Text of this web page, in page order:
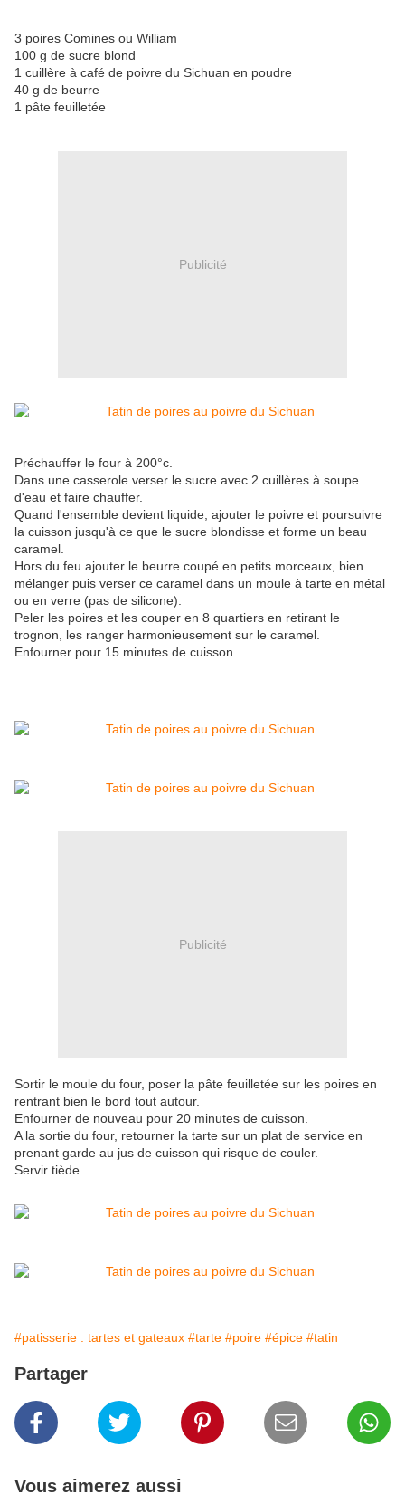
3 poires Comines ou William
100 g de sucre blond
1 cuillère à café de poivre du Sichuan en poudre
40 g de beurre
1 pâte feuilletée
Publicité
Préchauffer le four à 200°c.
Dans une casserole verser le sucre avec 2 cuillères à soupe
d'eau et faire chauffer.
Quand l'ensemble devient liquide, ajouter le poivre et poursuivre
la cuisson jusqu'à ce que le sucre blondisse et forme un beau
caramel.
Hors du feu ajouter le beurre coupé en petits morceaux, bien
mélanger puis verser ce caramel dans un moule à tarte en métal
ou en verre (pas de silicone).
Peler les poires et les couper en 8 quartiers en retirant le
trognon, les ranger harmonieusement sur le caramel.
Enfourner pour 15 minutes de cuisson.
Publicité
Sortir le moule du four, poser la pâte feuilletée sur les poires en
rentrant bien le bord tout autour.
Enfourner de nouveau pour 20 minutes de cuisson.
A la sortie du four, retourner la tarte sur un plat de service en
prenant garde au jus de cuisson qui risque de couler.
Servir tiède.
#patisserie : tartes et gateaux #tarte #poire #épice #tatin
Partager
Vous aimerez aussi